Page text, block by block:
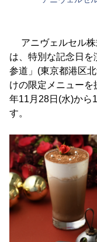
アニヴェルセル株
は、特別な記念日
参道」(東京都港区
けの限定メニュー
年11月28日(水)から
す。